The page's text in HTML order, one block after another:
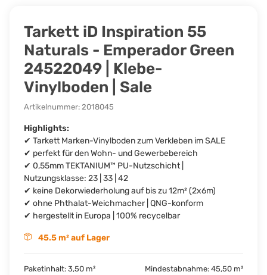
Tarkett iD Inspiration 55
Naturals - Emperador Green
24522049 | Klebe-
Vinylboden | Sale
Artikelnummer: 2018045
Highlights:
✔ Tarkett Marken-Vinylboden zum Verkleben im SALE
✔ perfekt für den Wohn- und Gewerbebereich
✔ 0,55mm TEKTANIUM™ PU-Nutzschicht |
Nutzungsklasse: 23 | 33 | 42
✔ keine Dekorwiederholung auf bis zu 12m² (2x6m)
✔ ohne Phthalat-Weichmacher | QNG-konform
✔ hergestellt in Europa | 100% recycelbar
45.5 m² auf Lager
Paketinhalt: 3,50 m² Mindestabnahme: 45,50 m²